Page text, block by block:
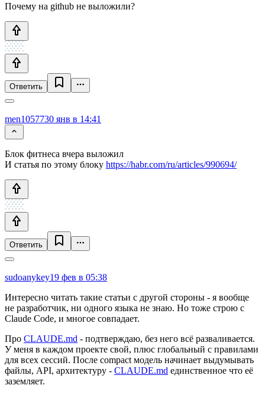
Почему на github не выложили?
Ответить
men1057730 янв в 14:41
Блок фитнеса вчера выложил
И статья по этому блоку https://habr.com/ru/articles/990694/
Ответить
sudoanykey19 фев в 05:38
Интересно читать такие статьи с другой стороны - я вообще
не разработчик, ни одного языка не знаю. Но тоже строю с
Claude Code, и многое совпадает.
Про CLAUDE.md - подтверждаю, без него всё разваливается.
У меня в каждом проекте свой, плюс глобальный с правилами
для всех сессий. После compact модель начинает выдумывать
файлы, API, архитектуру - CLAUDE.md единственное что её
заземляет.